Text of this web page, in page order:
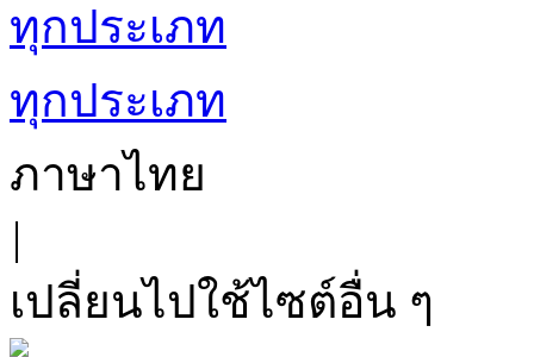
ทุกประเภท
ทุกประเภท
ภาษาไทย
|
เปลี่ยนไปใช้ไซต์อื่น ๆ